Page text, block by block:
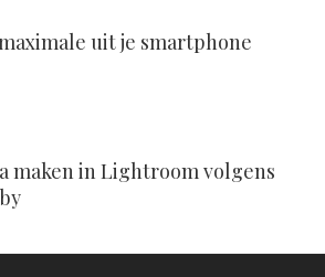
uit je smartphone
maken in Lightroom volgens